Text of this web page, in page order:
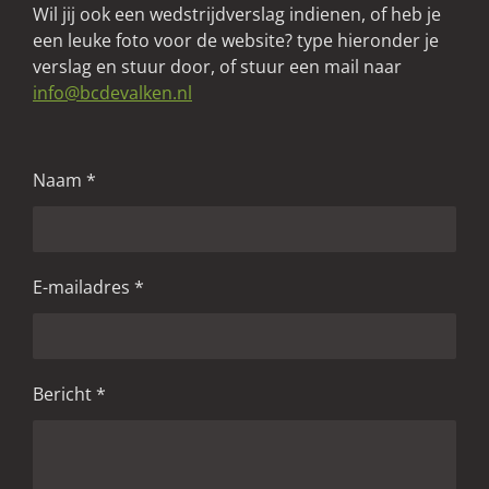
Wil jij ook een wedstrijdverslag indienen, of heb je
een leuke foto voor de website? type hieronder je
verslag en stuur door, of stuur een mail naar
info@bcdevalken.nl
Naam *
E-mailadres *
Bericht *